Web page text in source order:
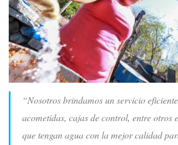
“Nosotros brindamos un servicio
acometidas, cajas de control, entre otros
que tengan agua con la mejor calidad